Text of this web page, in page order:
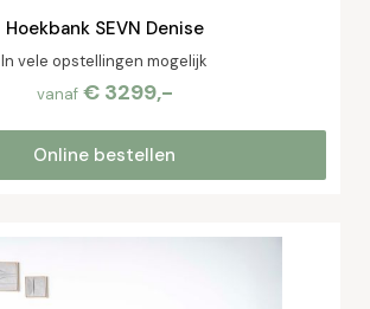
Hoekbank SEVN Denise
In vele opstellingen mogelijk
vanaf € 3299,-
Online bestellen